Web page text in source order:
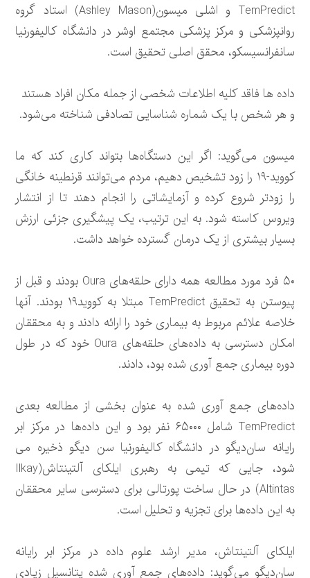
TemPredict و اشلی میسون(Ashley Mason) استاد گروه
روانپزشکی و مرکز پزشکی مجتمع اوشر در دانشگاه کالیفورنیا
سانفرانسیسکو، محقق اصلی تحقیق است.
داده ها فاقد کلیه اطلاعات شخصی از جمله مکان افراد هستند
و هر شخص با یک شماره شناسایی تصادفی شناخته می‌شود.
میسون می‌گوید: اگر این دستگاه‌ها بتواند کاری کند که ما
کووید-۱۹ را زود تشخیص دهیم، مردم می‌توانند قرنطینه خانگی
را زودتر شروع کرده و آزمایشاتی را انجام دهند تا از انتشار
ویروس کاسته شود. به این ترتیب، یک پیشگیری جزئی ارزش
بسیار بیشتری از یک درمان گسترده خواهد داشت.
۵۰ فرد مورد مطالعه همه دارای حلقه‌های Oura بودند و قبل از
پیوستن به تحقیق TemPredict مبتلا به کووید۱۹ بودند. آنها
خلاصه علائم مربوط به بیماری‌ خود را ارائه دادند و به محققان
امکان دسترسی به داده‌های حلقه‌های Oura خود که در طول
دوره بیماری جمع آوری شده بود، دادند.
داده‌های جمع آوری شده به عنوان بخشی از مطالعه بعدی
TemPredict شامل ۶۵۰۰۰ نفر بود و این داده‌ها در مرکز ابر
رایانه سان‌دیگو در دانشگاه کالیفورنیا سن دیگو ذخیره می
شود، جایی که تیمی به رهبری ایلکای آلتینتاش(Ilkay
Altintas) در حال ساخت پورتالی برای دسترسی سایر محققان
به این داده‌ها برای تجزیه و تحلیل است.
ایلکای آلتینتاش، مدیر ارشد علوم داده در مرکز ابر رایانه
سان‌دیگو می‌گوید: داده‌های جمع آوری شده پتانسیل زیادی